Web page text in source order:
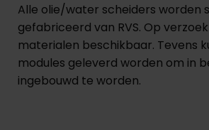
Alle olie/water scheiders worden
gefabriceerd van RVS. Op
materialen beschikbaar. Tevens
modules geleverd worden om in
ingebouwd te worden.